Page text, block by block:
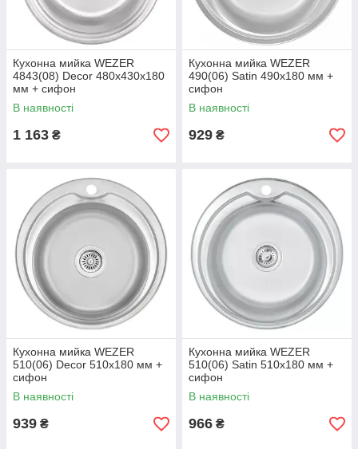
Кухонна мийка WEZER
4843(08) Decor 480x430x180
мм + сифон
В наявності
1 163 ₴
Кухонна мийка WEZER
490(06) Satin 490x180 мм +
сифон
В наявності
929 ₴
Кухонна мийка WEZER
510(06) Decor 510x180 мм +
сифон
В наявності
939 ₴
Кухонна мийка WEZER
510(06) Satin 510x180 мм +
сифон
В наявності
966 ₴